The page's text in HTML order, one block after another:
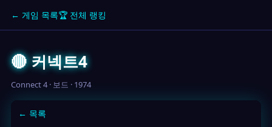
← 게임 목록🏆 전체 랭킹
🔴 커넥트4
Connect 4 · 보드 · 1974